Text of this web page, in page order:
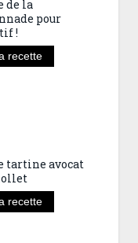
de la
pour
!
recette
tartine avocat
recette